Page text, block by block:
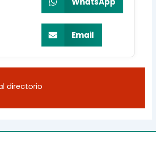
Email
directorio